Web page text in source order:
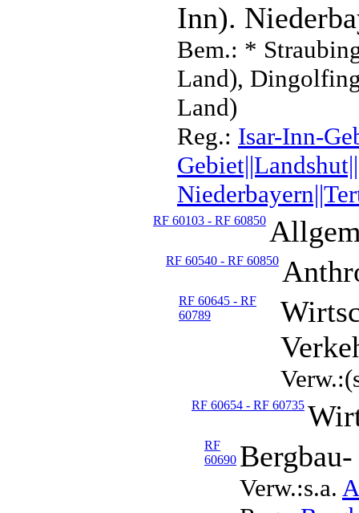
Inn).
Bem.: *
Land),
Land)
Reg.: Isar-Inn-
RF 60103 - RF 60850
RF 60540 - RF 60850
RF 60645 - RF
60789
RF 60654 - RF 60735
RF
60690
Verw.:s.a.